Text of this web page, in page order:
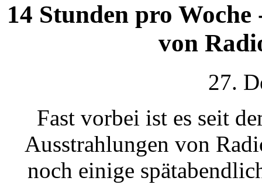
14 Stunden pro
von
27.
Fast vorbei ist es seit
Ausstrahlungen von
noch einige